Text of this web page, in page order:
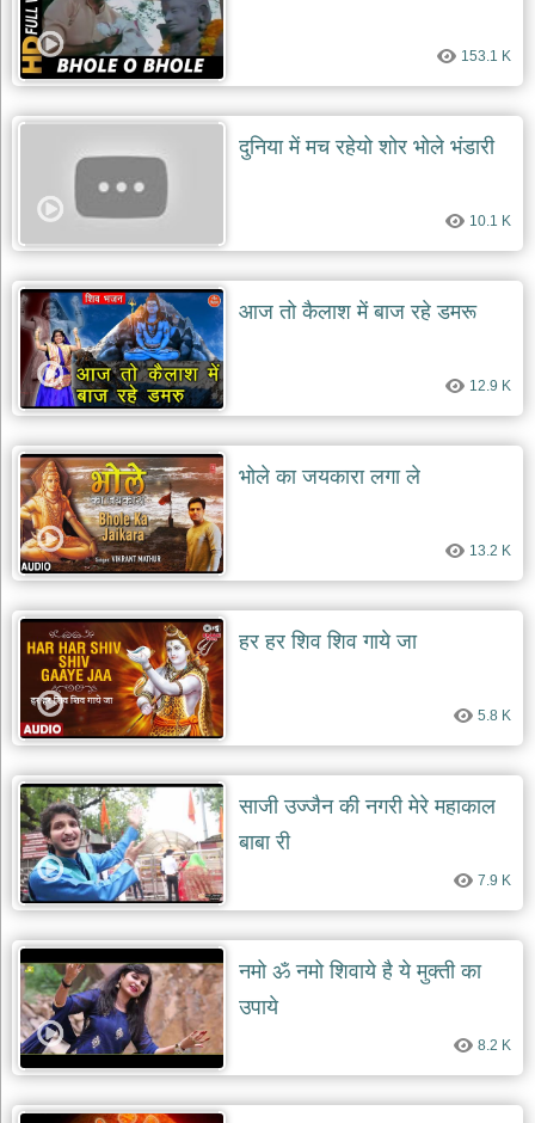
बाबा
बालक
नाथ
भजन
bhajans
देश
भक्ति
patriotic
bhajans
खाटू
श्याम
भजन
khatu
bhajans
रानी
सती
दादी
भजन
rani
dadi
bhajans
बावा
लाल
दयाल
भजन
lal
dayal
bhajans
शनि
देव
भजन
dev
आज
का
भजन
bhajan
day
153.1 K
दुनिया में मच रहेयो शोर भोले भंडारी
10.1 K
आज तो कैलाश में बाज रहे डमरू
12.9 K
भोले का जयकारा लगा ले
13.2 K
हर हर शिव शिव गाये जा
5.8 K
साजी उज्जैन की नगरी मेरे महाकाल
बाबा री
7.9 K
नमो ॐ नमो शिवाये है ये मुक्ती का
उपाये
8.2 K